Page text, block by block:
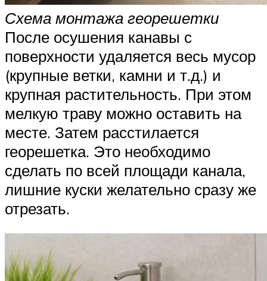
Схема монтажа георешетки
После осушения канавы с
поверхности удаляется весь мусор
(крупные ветки, камни и т.д.) и
крупная растительность. При этом
мелкую траву можно оставить на
месте. Затем расстилается
георешетка. Это необходимо
сделать по всей площади канала,
лишние куски желательно сразу же
отрезать.